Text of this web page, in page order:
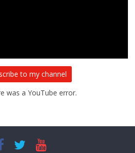
to my channel
was a YouTube error.